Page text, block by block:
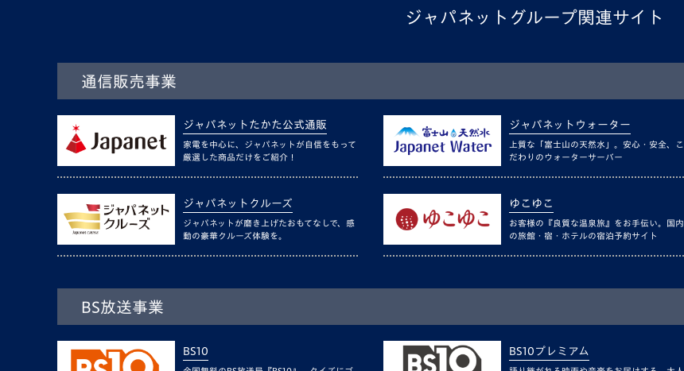
ジャパネットグループ関連サイト
通信販売事業
ジャパネットたかた公式通販
家電を中心に、ジャパネットが自信をもって
厳選した商品だけをご紹介！
ジャパネットウォーター
上質な「富士山の天然水」。安心・安全、こ
だわりのウォーターサーバー
ジャパネットクルーズ
ジャパネットが磨き上げたおもてなしで、感
動の豪華クルーズ体験を。
ゆこゆこ
お客様の『良質な温泉旅』をお手伝い。国内
の旅館・宿・ホテルの宿泊予約サイト
BS放送事業
BS10 BS10プレミアム